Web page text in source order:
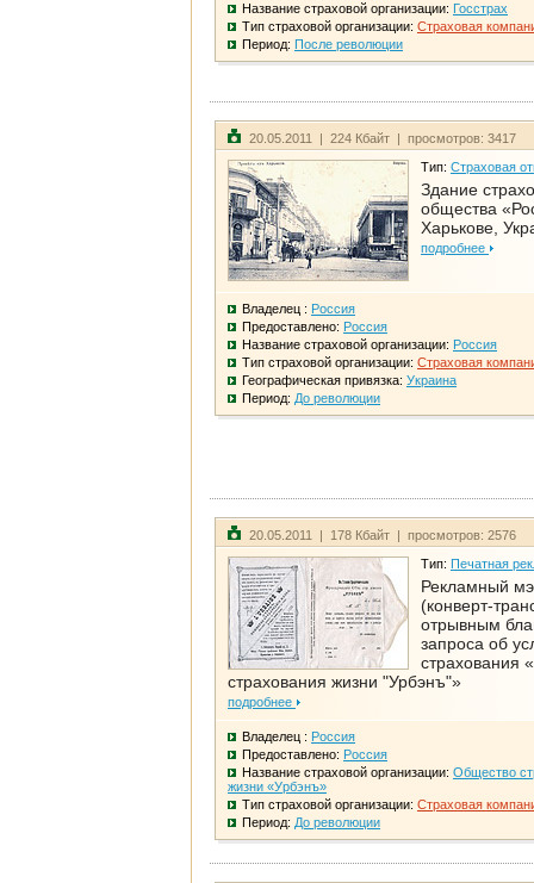
Название страховой организации: Госстрах
Тип страховой организации: Страховая
Период: После революции
20.05.2011 | 224 Кбайт | просмотров: 3417
Тип: Страховая
Здание
общества
Харькове,
подробнее
Владелец : Россия
Предоставлено: Россия
Название страховой организации: Россия
Тип страховой организации: Страховая
Географическая привязка: Украина
Период: До революции
20.05.2011 | 178 Кбайт | просмотров: 2576
Тип: Печатная
Рекламный
(конверт-
отрывным
запроса об
страхования
страхования жизни "Урбэнъ"»
подробнее
Владелец : Россия
Предоставлено: Россия
Название страховой организации: Общество
жизни «Урбэнъ»
Тип страховой организации: Страховая
Период: До революции